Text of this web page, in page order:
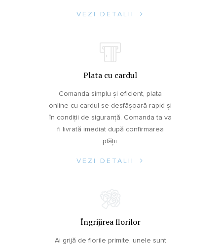
VEZI DETALII
Plata cu cardul
Comanda simplu și eficient, plata
online cu cardul se desfășoară rapid și
în condiții de siguranță. Comanda ta va
fi livrată imediat după confirmarea
plății.
VEZI DETALII
Îngrijirea florilor
Ai grijă de florile primite, unele sunt